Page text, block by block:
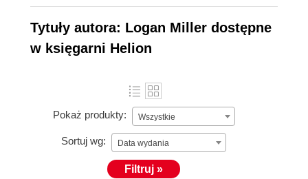
Tytuły autora: Logan Miller dostępne
w księgarni Helion
Pokaż produkty: Wszystkie
Sortuj wg: Data wydania
Filtruj »